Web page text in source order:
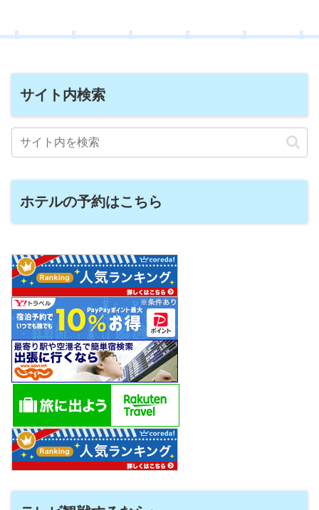
サイト内検索
ホテルの予約はこちら